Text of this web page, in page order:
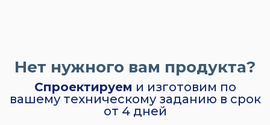
Нет нужного вам продукта?
Спроектируем и изготовим по
вашему техническому заданию в срок
от 4 дней